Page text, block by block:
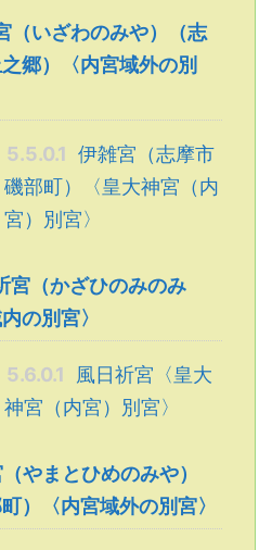
いざわのみや）（志
郷）〈内宮域外の別
5.5.0.1
伊雑宮（志摩市
磯部町）〈皇大神宮（内
宮）別宮〉
（かざひのみのみ
の別宮〉
5.6.0.1
風日祈宮〈皇大
神宮（内宮）別宮〉
やまとひめのみや）
）〈内宮域外の別宮〉